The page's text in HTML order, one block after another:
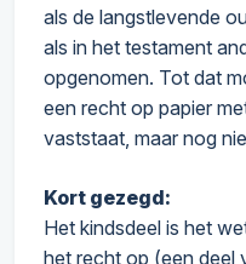
als de langstlevende
als in het testament
opgenomen. Tot dat
een recht op papier
vaststaat, maar nog
Kort gezegd:
Het kindsdeel is het
het recht op (een deel